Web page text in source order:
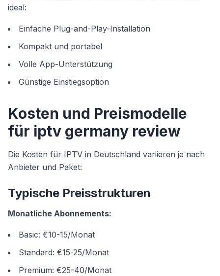
ideal:
Einfache Plug-and-Play-Installation
Kompakt und portabel
Volle App-Unterstützung
Günstige Einstiegsoption
Kosten und Preismodelle
für iptv germany review
Die Kosten für IPTV in Deutschland variieren je nach
Anbieter und Paket:
Typische Preisstrukturen
Monatliche Abonnements:
Basic: €10-15/Monat
Standard: €15-25/Monat
Premium: €25-40/Monat